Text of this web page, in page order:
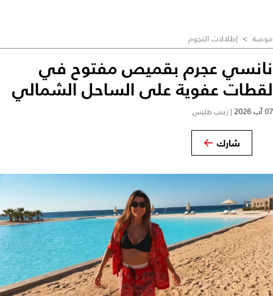
موضة > إطلالات النجوم
نانسي عجرم بقميص مفتوح في
لقطات عفوية على الساحل الشمالي
07 آب 2026 | زينب طليس
شارك